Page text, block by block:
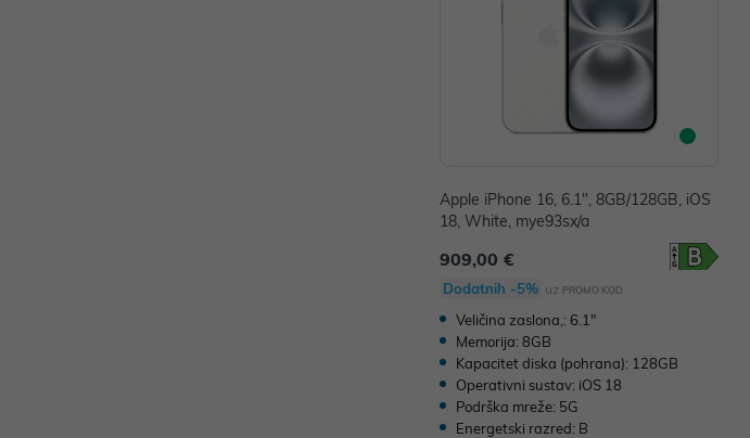
Apple iPhone 16, 6.1", 8GB/128GB, iOS
18, White, mye93sx/a
909,00 €
Dodatnih -5% uz PROMO KOD
Veličina zaslona,: 6.1"
Memorija: 8GB
Kapacitet diska (pohrana): 128GB
Operativni sustav: iOS 18
Podrška mreže: 5G
Energetski razred: B